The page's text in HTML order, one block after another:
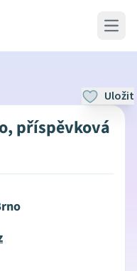
Open
Uložit
příspěvková